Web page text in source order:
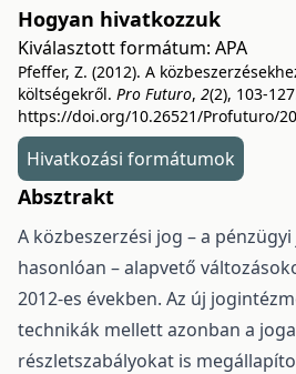
Hogyan hivatkozzuk
Kiválasztott formátum: APA
Pfeffer, Z. (2012). A
költségekről. Pro Futuro, 2(2), 103-
https://doi.org/10.26521/Profuturo/
Hivatkozási formátumok
Absztrakt
A közbeszerzési jog – a
hasonlóan – alapvető
2012-es években. Az új
technikák mellett azonban a
részletszabályokat is